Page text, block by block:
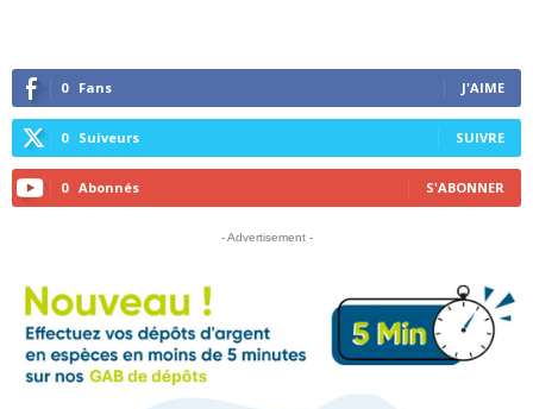
0 Fans J'AIME
0 Suiveurs SUIVRE
0 Abonnés S'ABONNER
- Advertisement -